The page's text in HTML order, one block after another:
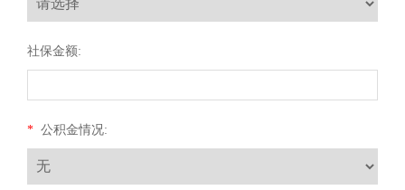
社保金额:
* 公积金情况: